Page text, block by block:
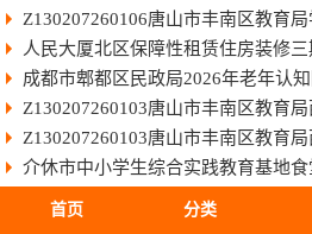
Z130207260106唐山市丰南区教育局学
人民大厦北区保障性租赁住房装修三期软装家具及家电采购项目（项目编号：
成都市郫都区民政局2026年老年认知障碍友好社
Z130207260103唐山市丰南区教育局西城学校和兆
Z130207260103唐山市丰南区教育局西城学校
介休市中小学生综合实践教育基地食堂
雅安市雨城区人民医院消杀及防护耗材采购项
首页 分类